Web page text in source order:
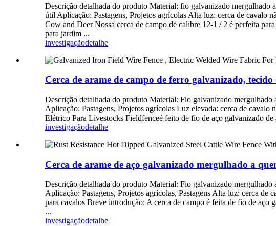
Descrição detalhada do produto Material: fio galvanizado
útil Aplicação: Pastagens, Projetos agrícolas Alta luz: cerca de cavalo
Cow and Deer Nossa cerca de campo de calibre 12-1 / 2 é perfeita
para jardim ...
investigaçãodetalhe
Cerca de arame de campo de ferro galvanizado,
Descrição detalhada do produto Material: Fio galvanizado
Aplicação: Pastagens, Projetos agrícolas Luz elevada: cerca de cavalo
Elétrico Para Livestocks Fieldfenceé feito de fio de aço galvanizado
investigaçãodetalhe
Cerca de arame de aço galvanizado mergulhado a
Descrição detalhada do produto Material: Fio galvanizado
Aplicação: Pastagens, Projetos agrícolas, Pastagens Alta luz: cerca de
para cavalos Breve introdução: A cerca de campo é feita de fio de aço
...
investigaçãodetalhe